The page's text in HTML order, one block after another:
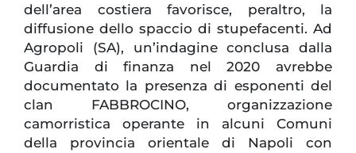
dell’area costiera favorisce, peraltro, la
diffusione dello spaccio di stupefacenti. Ad
Agropoli (SA), un’indagine conclusa dalla
Guardia di finanza nel 2020 avrebbe
documentato la presenza di esponenti del
clan FABBROCINO, organizzazione
camorristica operante in alcuni Comuni
della provincia orientale di Napoli con